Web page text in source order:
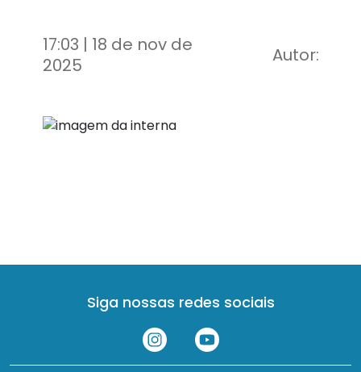
17:03 | 18 de nov de
2025
Autor:
Siga nossas redes sociais